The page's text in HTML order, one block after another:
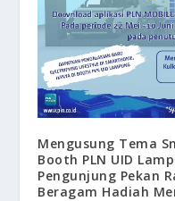
Mengusung Tema
Booth PLN UID
Pengunjung Pekan
Beragam Hadiah